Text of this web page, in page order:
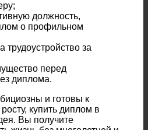
должность,
о профильном
трудоустройство за
перед
диплома.
и готовы к
купить диплом в
Вы получите